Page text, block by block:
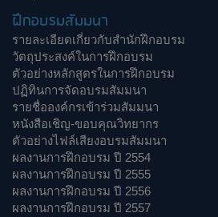
ฝึกอบรมสัมมนา
รายละเอียดเกี่ยวกับสำนักฝึกอบรม
วัตถุประสงค์ในการฝึกอบรม
ตัวอย่างหลักสูตรในการฝึกอบรม
ปฏิทินการจัดอบรมสัมมนา
รายชื่อองค์กรเข้าร่วมสัมมนา
หนังสือเชิญ-ขอบคุณวิทยากร
ตัวอย่างไฟล์เสียงอบรมสัมมนา
ผลงานการฝึกอบรม ปี 2554
ผลงานการฝึกอบรม ปี 2555
ผลงานการฝึกอบรม ปี 2556
ผลงานการฝึกอบรม ปี 2557